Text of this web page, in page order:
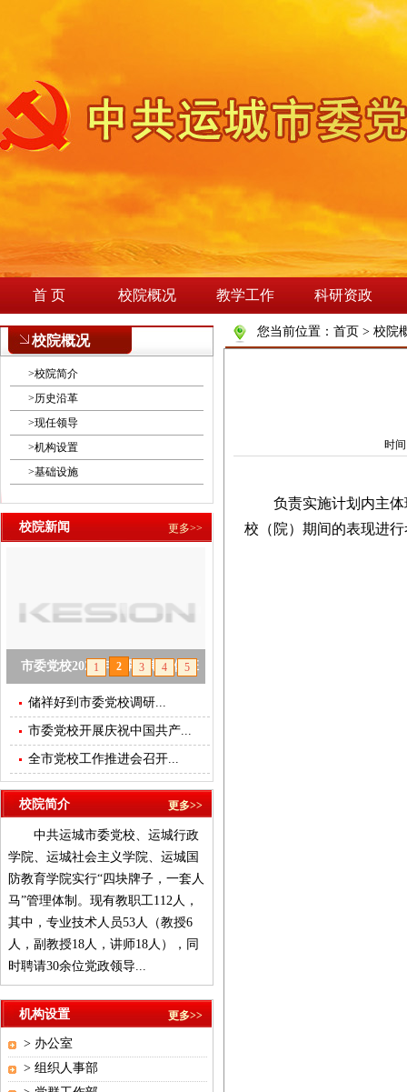
首 页 校院概况 教学工作 科研资政
您当前位置： 首页 > 校院
时
负责实施计划内主体
校（院）期间的表现进
校院概况
>校院简介
>历史沿革
>现任领导
>机构设置
>基础设施
校院新闻 更多>>
市委党校2025年春季学期主体班
开班
null
1 2 3 4 5
储祥好到市委党校调研...
市委党校开展庆祝中国共产...
全市党校工作推进会召开...
校院简介 更多>>
中共运城市委党校、运城行政
学院、运城社会主义学院、运城国
防教育学院实行“四块牌子，一套人
马”管理体制。现有教职工112人，
其中，专业技术人员53人（教授6
人，副教授18人，讲师18人），同
时聘请30余位党政领导...
机构设置 更多>>
> 办公室
> 组织人事部